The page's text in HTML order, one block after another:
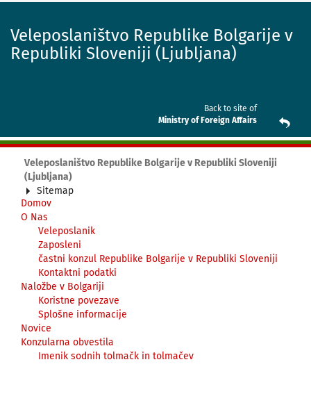
Veleposlaništvo Republike Bolgarije v
Republiki Sloveniji (Ljubljana)
Back to site of
Ministry of Foreign Affairs
Veleposlaništvo Republike Bolgarije v Republiki Sloveniji
(Ljubljana)
Sitemap
Domov
O Nas
Veleposlanik
Zaposleni
častni konzul Republike Bolgarije v Republiki Sloveniji
Kontaktni podatki
Naložbe v Bolgariji
Koristne povezave
Splošne informacije
Novice
Konzularna obvestila
Imenik sodnih tolmačk in tolmačev